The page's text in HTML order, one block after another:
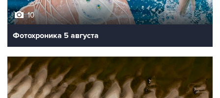
Фотохроника 5 августа